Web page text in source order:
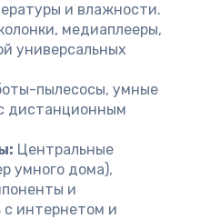
и влажности.
медиаплееры,
универсальных
пылесосы, умные
дистанционным
Центральные
умного дома),
и
с интернетом и